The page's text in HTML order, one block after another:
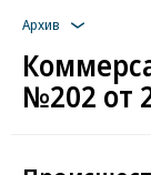
Архив
№202 от